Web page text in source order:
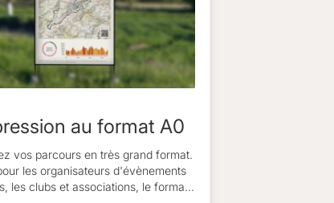
au format A0
vos parcours en très grand format.
les organisateurs d'évènements
les clubs et associations, le format